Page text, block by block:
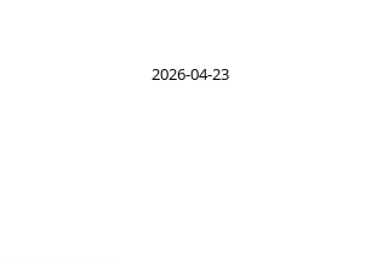
2026-04-23